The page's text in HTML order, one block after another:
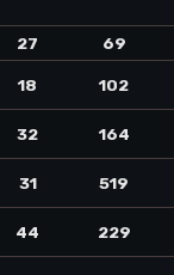
27
69
18
102
32
164
31
519
44
229